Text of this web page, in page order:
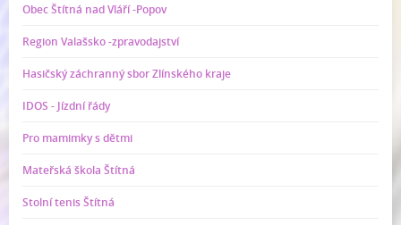
Obec Štítná nad Vláří -Popov
Region Valašsko -zpravodajství
Hasičský záchranný sbor Zlínského kraje
IDOS - Jízdní řády
Pro mamimky s dětmi
Mateřská škola Štítná
Stolní tenis Štítná